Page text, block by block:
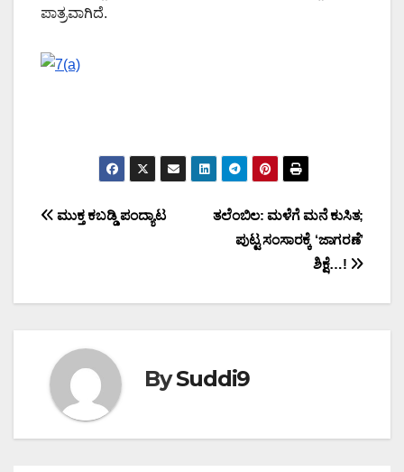
ಪಾತ್ರವಾಗಿದೆ.
Post
ತಲೆಂಬಿಲ: ಮಳೆಗೆ ಮನೆ ಕುಸಿತ;
ಪುಟ್ಟ ಸಂಸಾರಕ್ಕೆ ‘ಜಾಗರಣೆ’
ಶಿಕ್ಷೆ…!
ಮುಕ್ತ ಕಬಡ್ಡಿ ಪಂದ್ಯಾಟ
BySuddi9